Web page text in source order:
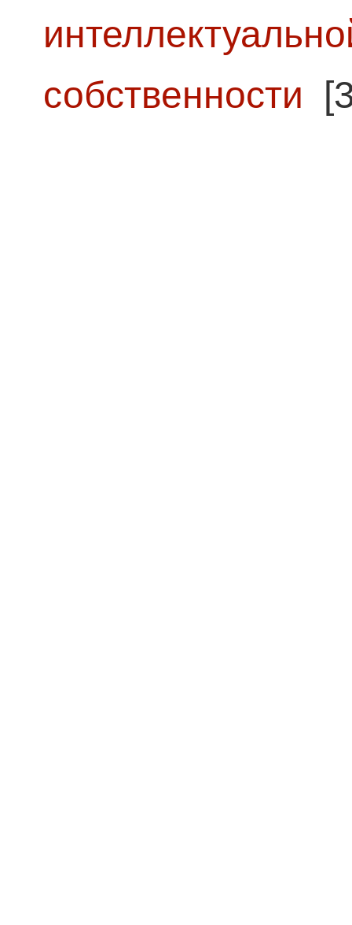
собственности